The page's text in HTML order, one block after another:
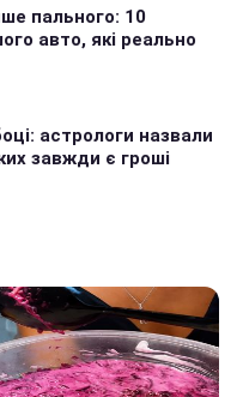
пального: 10
авто, які реально
астрологи назвали
завжди є гроші